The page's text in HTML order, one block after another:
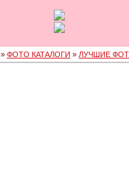
» ФОТО КАТАЛОГИ » ЛУЧШИЕ